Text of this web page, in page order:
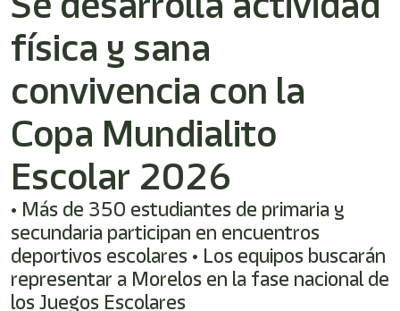
Este
acceso
directo
lector
de
pantalla
para
ayudarle
navegar
interactuar
contenido.
física y sana
convivencia con la
Copa Mundialito
Escolar 2026
• Más de 350 estudiantes de primaria y
secundaria participan en encuentros
deportivos escolares • Los equipos buscarán
representar a Morelos en la fase nacional de
los Juegos Escolares